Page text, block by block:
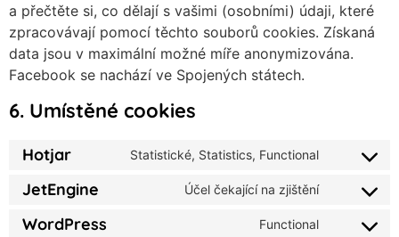
a přečtěte si, co dělají s vašimi (osobními) údaji, které
zpracovávají pomocí těchto souborů cookies. Získaná
data jsou v maximální možné míře anonymizována.
Facebook se nachází ve Spojených státech.
6. Umístěné cookies
Hotjar Statistické, Statistics, Functional
JetEngine Účel čekající na zjištění
WordPress Functional